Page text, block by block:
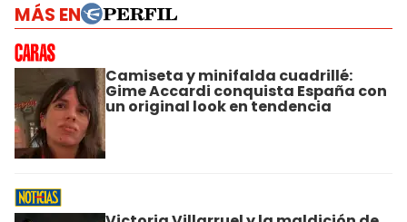
MÁS EN
Camiseta y minifalda cuadrillé:
Gime Accardi conquista España con
un original look en tendencia